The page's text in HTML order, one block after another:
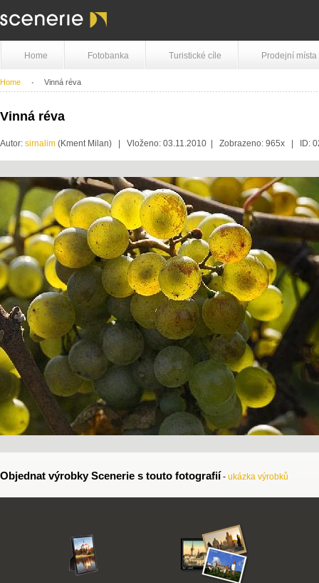
Home Fotobanka Turistické cíle Prodejní místa
Home Vinná réva
Vinná réva
Autor: sirnalim (Kment Milan) | Vloženo: 03.11.2010 | Zobrazeno: 965x | ID:
Objednat výrobky Scenerie s touto fotografií - ukázka výrobků